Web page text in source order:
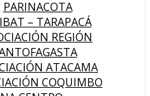
PARINACOTA
– TARAPACÁ
REGIÓN
ATACAMA
COQUIMBO